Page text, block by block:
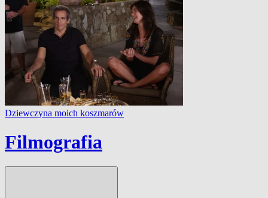
Dziewczyna moich koszmarów
Filmografia